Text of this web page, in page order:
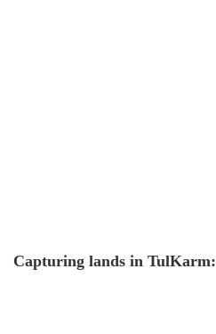
Capturing lands in TulKarm: